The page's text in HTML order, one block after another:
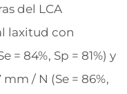
del LCA
laxitud con
= 84%, Sp = 81%) y
/ N (Se = 86%,